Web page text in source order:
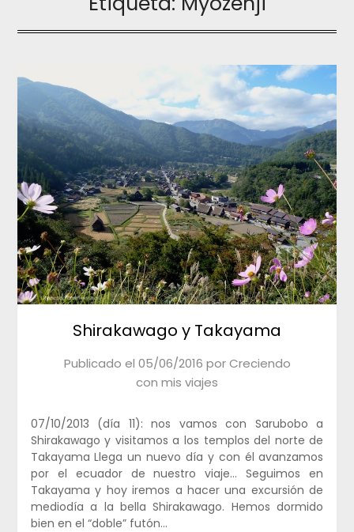
Shirakawago y Takayama
Publicado el 05/06/2016 porCreciendo
con mis viajes
07/10/2013 (día 11): nos vamos con Sarubobo a
Shirakawago y visitamos a los templos del norte de
Takayama Llega un nuevo día y con él avanzamos
por el ecuador de nuestro viaje… Seguimos en
Takayama y hoy iremos a hacer una excursión de
mediodía a la bella Shirakawago. Hemos dormido
bien en el “doble” futón…